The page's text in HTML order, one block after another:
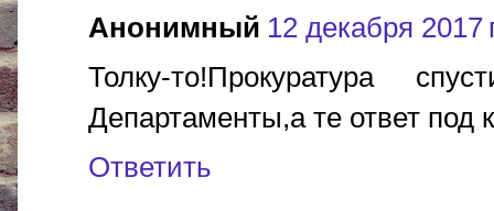
Анонимный 12 декабря 2017
Толку-то!Прокуратура
Департаменты,а те ответ под
Ответить